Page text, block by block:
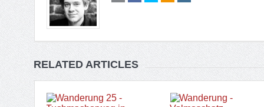
RELATED ARTICLES